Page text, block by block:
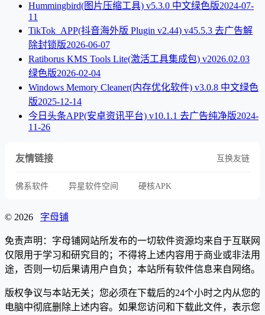
Hummingbird(图片压缩工具) v5.3.0 中文绿色版2024-07-
11
TikTok_APP(抖音海外版 Plugin v2.44) v45.5.3 去广告解
除封锁版2026-06-07
Ratiborus KMS Tools Lite(激活工具集成包) v2026.02.03
绿色版2026-02-04
Windows Memory Cleaner(内存优化软件) v3.0.8 中文绿色
版2025-12-14
今日头条APP(安卓资讯平台) v10.1.1 去广告纯净版2024-
11-26
友情链接 互换友链
佛系软件 异星软件空间 硬核APK
© 2026 字母铺
免责声明：字母铺网站所发布的一切软件资源均来自于互联网
仅限用于学习和研究目的；不得将上述内容用于商业或非法用
途，否则一切后果请用户自负；本站所有软件信息来自网络。
版权争议与本站无关；您必须在下载后的24个小时之内从您的
电脑中彻底删除上述内容。如果您访问和下载此文件，表示您